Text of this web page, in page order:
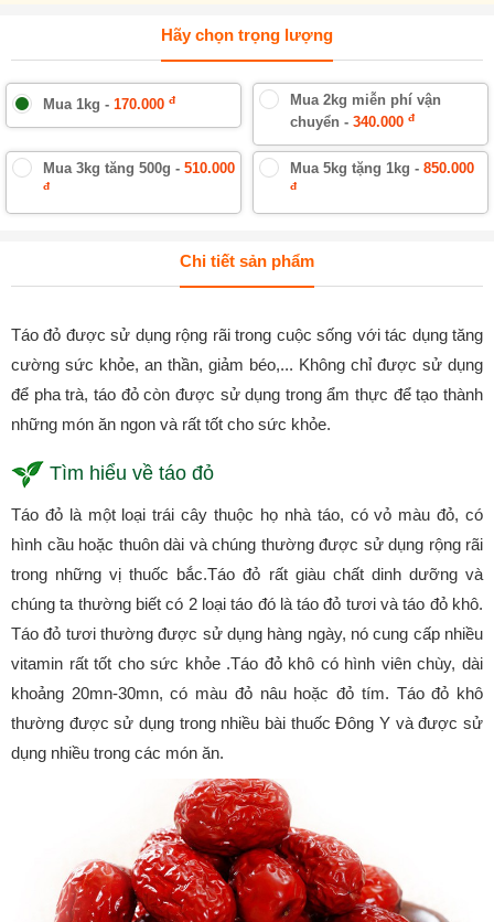
Hãy chọn trọng lượng
Mua 1kg - 170.000 đ
Mua 2kg miễn phí vận
chuyển - 340.000 đ
Mua 3kg tăng 500g - 510.000
đ
Mua 5kg tặng 1kg - 850.000
đ
Chi tiết sản phẩm
Táo đỏ được sử dụng rộng rãi trong cuộc sống với tác dụng tăng
cường sức khỏe, an thần, giảm béo,... Không chỉ được sử dụng
để pha trà, táo đỏ còn được sử dụng trong ẩm thực để tạo thành
những món ăn ngon và rất tốt cho sức khỏe.
Tìm hiểu về táo đỏ
Táo đỏ là một loại trái cây thuộc họ nhà táo, có vỏ màu đỏ, có
hình cầu hoặc thuôn dài và chúng thường được sử dụng rộng rãi
trong những vị thuốc bắc.Táo đỏ rất giàu chất dinh dưỡng và
chúng ta thường biết có 2 loại táo đó là táo đỏ tươi và táo đỏ khô.
Táo đỏ tươi thường được sử dụng hàng ngày, nó cung cấp nhiều
vitamin rất tốt cho sức khỏe .Táo đỏ khô có hình viên chùy, dài
khoảng 20mn-30mn, có màu đỏ nâu hoặc đỏ tím. Táo đỏ khô
thường được sử dụng trong nhiều bài thuốc Đông Y và được sử
dụng nhiều trong các món ăn.